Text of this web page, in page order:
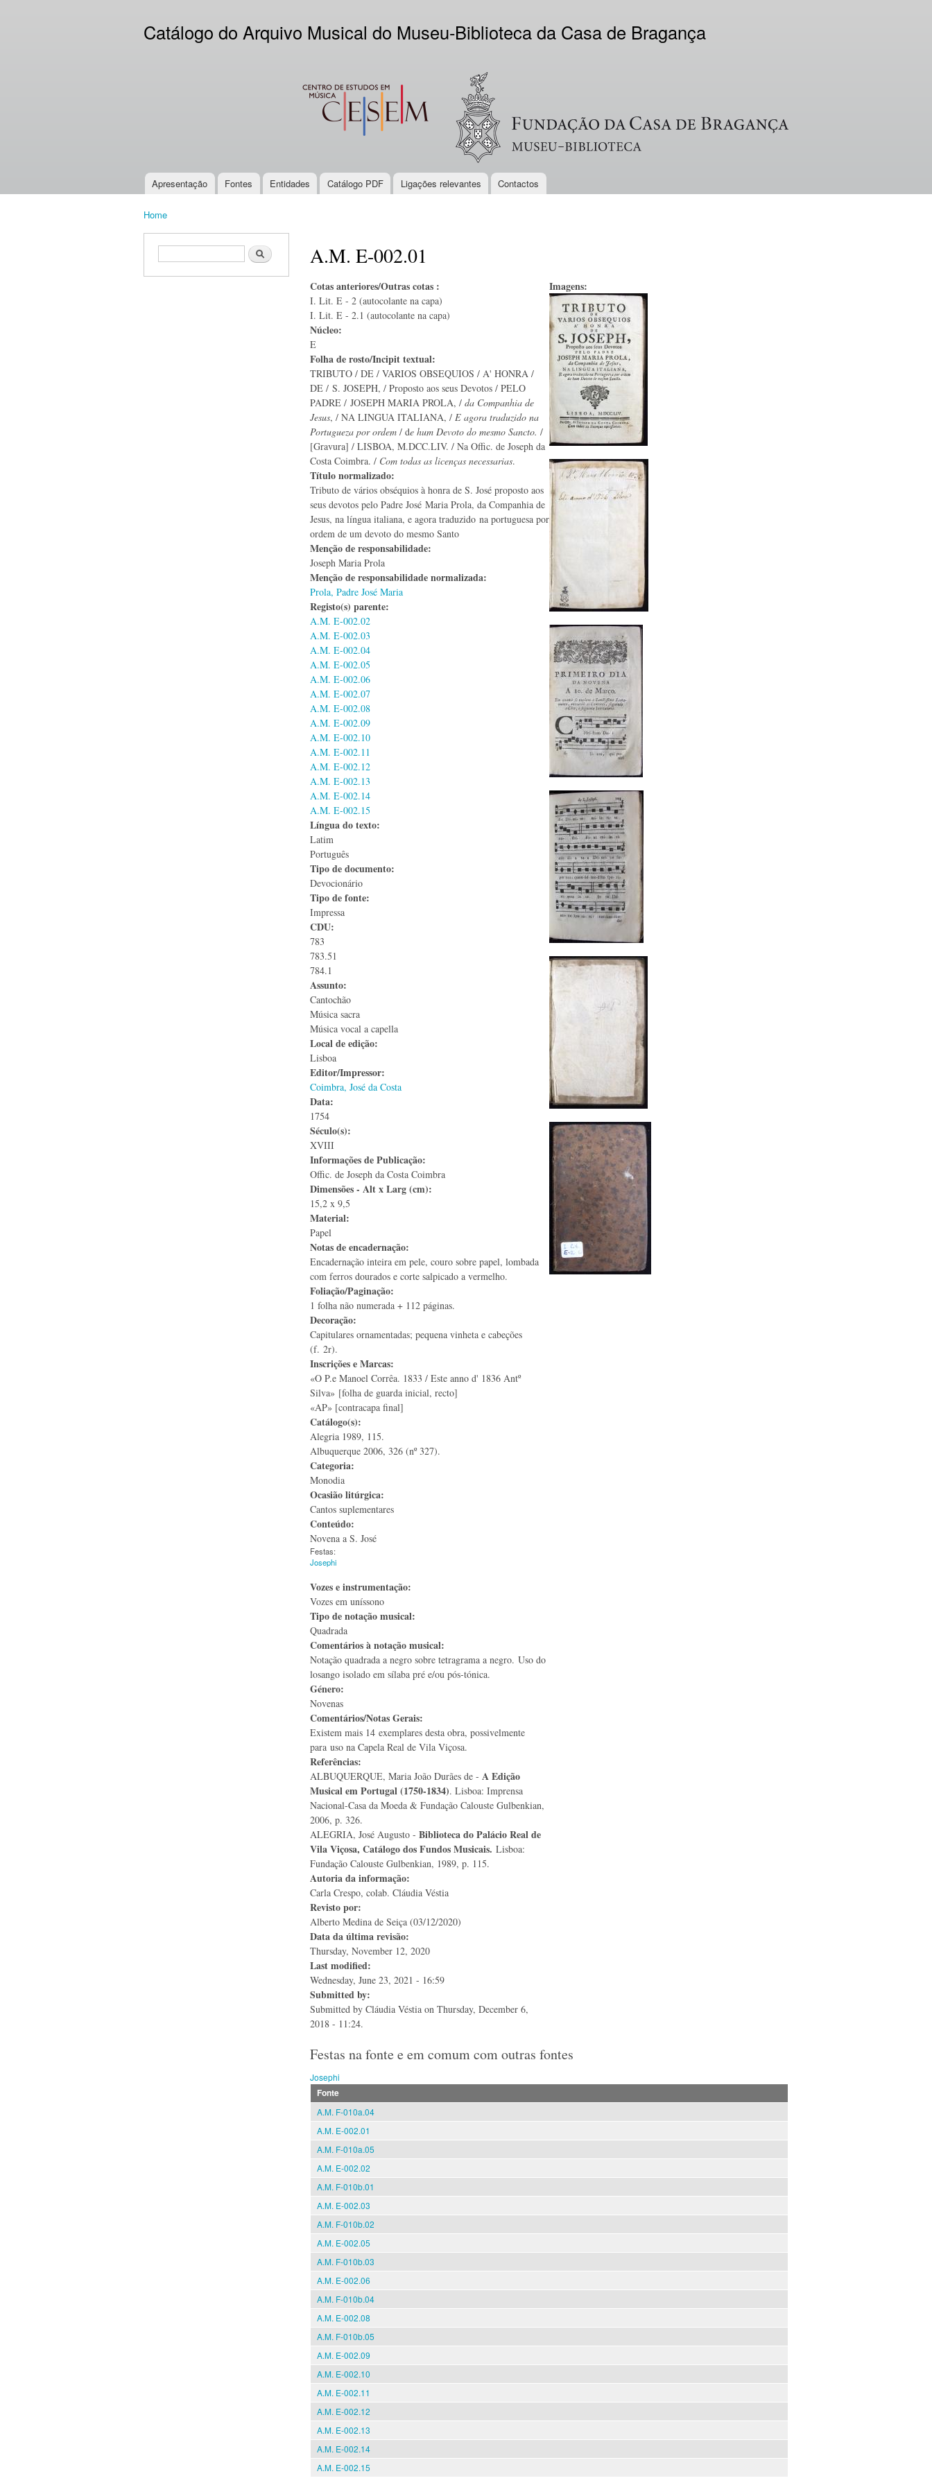
content
Catálogo do Arquivo Musical do Museu-Biblioteca da Casa de Bragança
CESEM Logo VV
Main menu
Apresentação Fontes Entidades Catálogo PDF Ligações relevantes Contactos
Home
Search form Search A.M. E-002.01
Cotas anteriores/Outras cotas :
I. Lit. E - 2 (autocolante na capa)
I. Lit. E - 2.1 (autocolante na capa)
Núcleo:
E
Folha de rosto/Incipit textual:
TRIBUTO / DE / VARIOS OBSEQUIOS / A' HONRA /
DE / S. JOSEPH, / Proposto aos seus Devotos / PELO
PADRE / JOSEPH MARIA PROLA, / da Companhia de
Jesus, / NA LINGUA ITALIANA, / E agora traduzido na
Portugueza por ordem / de hum Devoto do mesmo Sancto. /
[Gravura] / LISBOA, M.DCC.LIV. / Na Offic. de Joseph da
Costa Coimbra. / Com todas as licenças necessarias.
Título normalizado:
Tributo de vários obséquios à honra de S. José proposto aos
seus devotos pelo Padre José Maria Prola, da Companhia de
Jesus, na língua italiana, e agora traduzido na portuguesa por
ordem de um devoto do mesmo Santo
Menção de responsabilidade:
Joseph Maria Prola
Menção de responsabilidade normalizada:
Prola, Padre José Maria
Registo(s) parente:
A.M. E-002.02
A.M. E-002.03
A.M. E-002.04
A.M. E-002.05
A.M. E-002.06
A.M. E-002.07
A.M. E-002.08
A.M. E-002.09
A.M. E-002.10
A.M. E-002.11
A.M. E-002.12
A.M. E-002.13
A.M. E-002.14
A.M. E-002.15
Língua do texto:
Latim
Português
Tipo de documento:
Devocionário
Tipo de fonte:
Impressa
CDU:
783
783.51
784.1
Assunto:
Cantochão
Música sacra
Música vocal a capella
Local de edição:
Lisboa
Editor/Impressor:
Coimbra, José da Costa
Data:
1754
Século(s):
XVIII
Informações de Publicação:
Offic. de Joseph da Costa Coimbra
Dimensões - Alt x Larg (cm):
15,2 x 9,5
Material:
Papel
Notas de encadernação:
Encadernação inteira em pele, couro sobre papel, lombada
com ferros dourados e corte salpicado a vermelho.
Foliação/Paginação:
1 folha não numerada + 112 páginas.
Decoração:
Capitulares ornamentadas; pequena vinheta e cabeções
(f. 2r).
Inscrições e Marcas:
«O P.e Manoel Corrêa. 1833 / Este anno d' 1836 Antº
Silva» [folha de guarda inicial, recto]
«AP» [contracapa final]
Catálogo(s):
Alegria 1989, 115.
Albuquerque 2006, 326 (nº 327).
Categoria:
Monodia
Ocasião litúrgica:
Cantos suplementares
Conteúdo:
Novena a S. José
Festas:
Josephi
Vozes e instrumentação:
Vozes em uníssono
Tipo de notação musical:
Quadrada
Comentários à notação musical:
Notação quadrada a negro sobre tetragrama a negro. Uso do
losango isolado em sílaba pré e/ou pós-tónica.
Género:
Novenas
Comentários/Notas Gerais:
Existem mais 14 exemplares desta obra, possivelmente
para uso na Capela Real de Vila Viçosa.
Referências:
ALBUQUERQUE, Maria João Durães de - A Edição
Musical em Portugal (1750-1834). Lisboa: Imprensa
Nacional-Casa da Moeda & Fundação Calouste Gulbenkian,
2006, p. 326.
ALEGRIA, José Augusto - Biblioteca do Palácio Real de
Vila Viçosa, Catálogo dos Fundos Musicais. Lisboa:
Fundação Calouste Gulbenkian, 1989, p. 115.
Autoria da informação:
Carla Crespo, colab. Cláudia Véstia
Revisto por:
Alberto Medina de Seiça (03/12/2020)
Data da última revisão:
Thursday, November 12, 2020
Last modified:
Wednesday, June 23, 2021 - 16:59
Submitted by:
Submitted by Cláudia Véstia on Thursday, December 6,
2018 - 11:24.
Imagens:
Festas na fonte e em comum com outras fontes
Josephi
Fonte
A.M. F-010a.04
A.M. E-002.01
A.M. F-010a.05
A.M. E-002.02
A.M. F-010b.01
A.M. E-002.03
A.M. F-010b.02
A.M. E-002.05
A.M. F-010b.03
A.M. E-002.06
A.M. F-010b.04
A.M. E-002.08
A.M. F-010b.05
A.M. E-002.09
A.M. E-002.10
A.M. E-002.11
A.M. E-002.12
A.M. E-002.13
A.M. E-002.14
A.M. E-002.15